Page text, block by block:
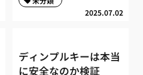
2025.07.02
ディンプルキーは本当
に安全なのか検証